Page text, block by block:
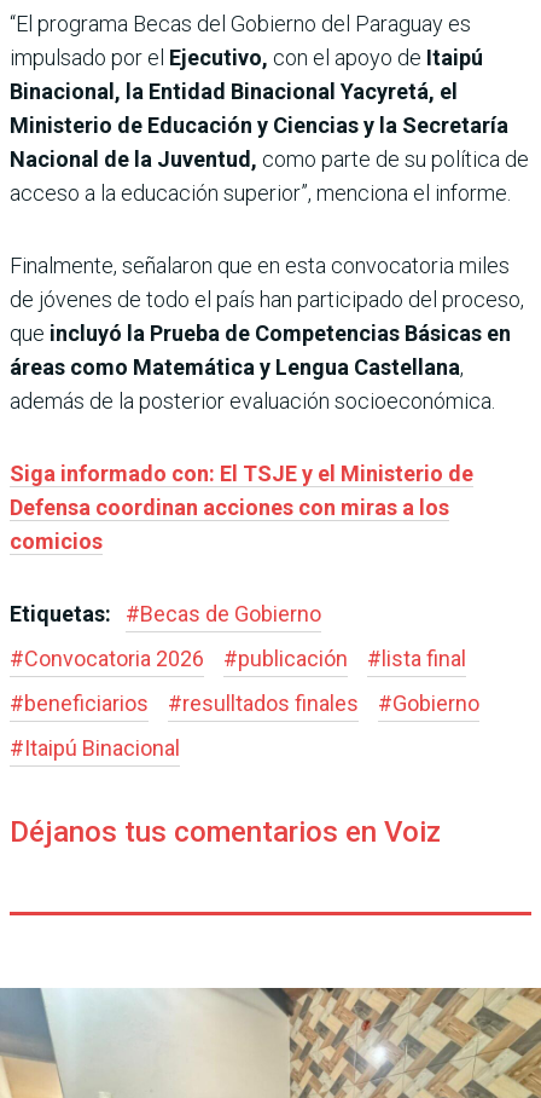
“El programa Becas del Gobierno del Paraguay es
impulsado por el Ejecutivo, con el apoyo de Itaipú
Binacional, la Entidad Binacional Yacyretá, el
Ministerio de Educación y Ciencias y la Secretaría
Nacional de la Juventud, como parte de su política de
acceso a la educación superior”, menciona el informe.
Finalmente, señalaron que en esta convocatoria miles
de jóvenes de todo el país han participado del proceso,
que incluyó la Prueba de Competencias Básicas en
áreas como Matemática y Lengua Castellana,
además de la posterior evaluación socioeconómica.
Siga informado con: El TSJE y el Ministerio de
Defensa coordinan acciones con miras a los
comicios
Etiquetas: #Becas de Gobierno
#Convocatoria 2026 #publicación # lista final
#beneficiarios #resulltados finales #Gobierno
#Itaipú Binacional
Déjanos tus comentarios en Voiz